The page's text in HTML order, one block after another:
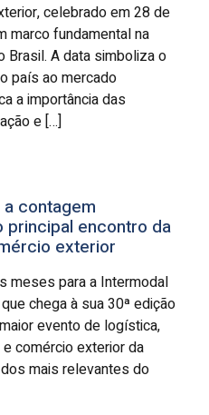
celebrado em 28 de
marco fundamental na
Brasil. A data simboliza o
país ao mercado
a importância das
e […]
contagem
principal encontro da
exterior
meses para a Intermodal
chega à sua 30ª edição
evento de logística,
comércio exterior da
mais relevantes do